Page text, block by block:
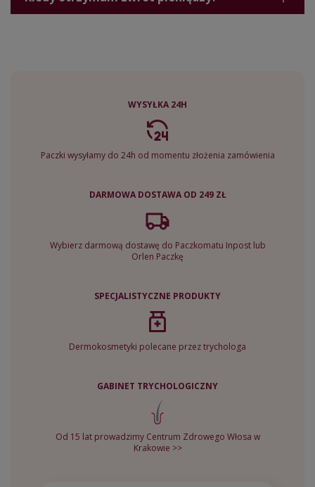
WYSYŁKA 24H
Paczki wysyłamy do 24h od momentu złożenia zamówienia
DARMOWA DOSTAWA OD 249 ZŁ
Wybierz darmową dostawę do Paczkomatu Inpost lub
Orlen Paczkę
SPECJALISTYCZNE PRODUKTY
Dermokosmetyki polecane przez trychologa
GABINET TRYCHOLOGICZNY
Od 15 lat prowadzimy Centrum Zdrowego Włosa w
Krakowie >>